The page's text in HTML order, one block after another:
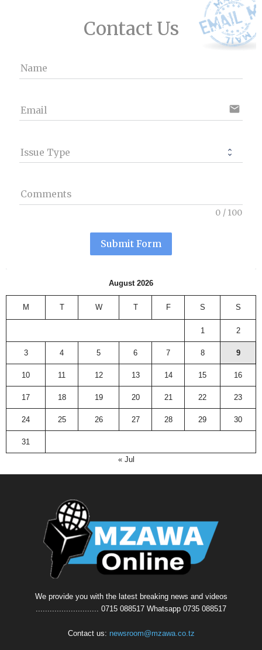
Contact Us
Name
Email email
Issue Type
Comments
0 / 100
Submit Form
August 2026
M T W T F S S
1 2
3 4 5 6 7 8 9
10 11 12 13 14 15 16
17 18 19 20 21 22 23
24 25 26 27 28 29 30
31
« Jul
We provide you with the latest breaking news and videos
........................... 0715 088517 Whatsapp 0735 088517
Contact us: newsroom@mzawa.co.tz